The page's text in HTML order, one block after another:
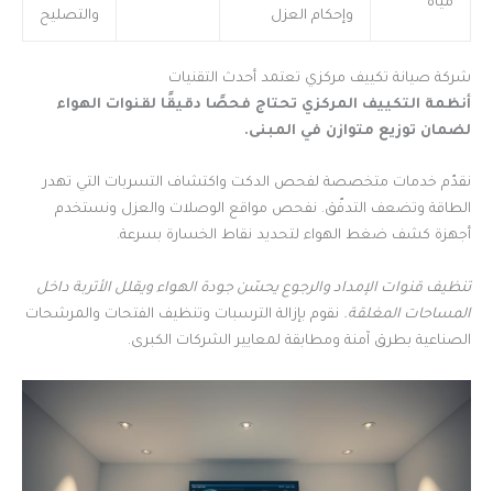
مياه
وإحكام العزل
والتصليح
شركة صيانة تكييف مركزي تعتمد أحدث التقنيات
أنظمة التكييف المركزي تحتاج فحصًا دقيقًا لقنوات الهواء
لضمان توزيع متوازن في المبنى.
نقدّم خدمات متخصصة لفحص الدكت واكتشاف التسربات التي تهدر
الطاقة وتضعف التدفّق. نفحص مواقع الوصلات والعزل ونستخدم
أجهزة كشف ضغط الهواء لتحديد نقاط الخسارة بسرعة.
تنظيف قنوات الإمداد والرجوع يحسّن جودة الهواء ويقلل الأتربة داخل
المساحات المغلقة. نقوم بإزالة الترسبات وتنظيف الفتحات والمرشحات
الصناعية بطرق آمنة ومطابقة لمعايير الشركات الكبرى.